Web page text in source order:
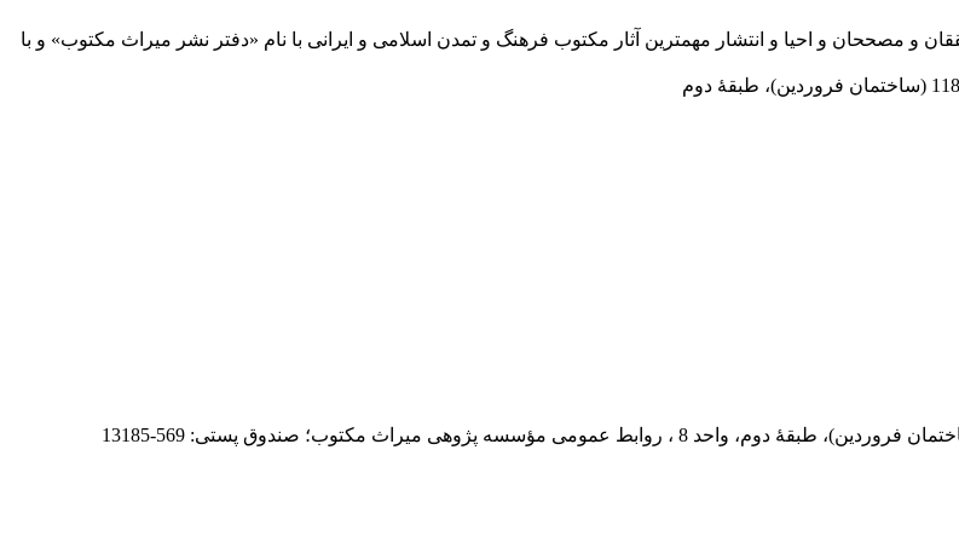
حمایت از كوشش‌های محققان و مصححان و احیا و انتشار مهمترین آثار مكتوب فرهنگ و تمدن اسلامی و ایرانی با نام «دفتر نشر میراث مكتوب» و با